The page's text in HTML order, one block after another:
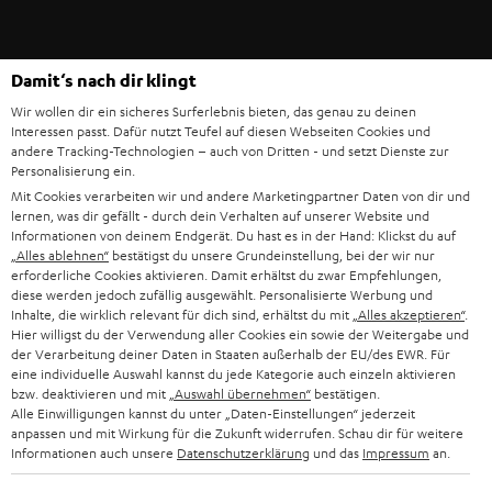
FANSHOP
NEUHEITEN
NACHHALTIGKEIT
UNSERE WERTE
BILDUNGSRABATT
BARRIEREFREIHEIT
ITALIEN
USA
WEITERE LÄNDER
Fotos abgebildete Zubehör ist nicht im Lieferumfang enthalten. Etwaige
Entsorgungsgebühren für Batterien sind im Preis inbegriffen.
©2026 Lautsprecher Teufel GmbH - All rights reserved.
Impressum Datenschutz Daten-Einstellungen
EU Data Act
Vertrag widerrufen
Damit‘s nach dir klingt
Wir wollen dir ein sicheres Surferlebnis bieten, das genau zu deinen
Interessen passt. Dafür nutzt Teufel auf diesen Webseiten Cookies und
andere Tracking-Technologien – auch von Dritten - und setzt Dienste zur
Personalisierung ein.
Mit Cookies verarbeiten wir und andere Marketingpartner Daten von dir und
lernen, was dir gefällt - durch dein Verhalten auf unserer Website und
Informationen von deinem Endgerät. Du hast es in der Hand: Klickst du auf
„Alles ablehnen“ bestätigst du unsere Grundeinstellung, bei der wir nur
erforderliche Cookies aktivieren. Damit erhältst du zwar Empfehlungen,
diese werden jedoch zufällig ausgewählt. Personalisierte Werbung und
Inhalte, die wirklich relevant für dich sind, erhältst du mit „Alles akzeptieren“.
Hier willigst du der Verwendung aller Cookies ein sowie der Weitergabe und
der Verarbeitung deiner Daten in Staaten außerhalb der EU/des EWR. Für
eine individuelle Auswahl kannst du jede Kategorie auch einzeln aktivieren
bzw. deaktivieren und mit „Auswahl übernehmen“ bestätigen.
Alle Einwilligungen kannst du unter „Daten-Einstellungen“ jederzeit
anpassen und mit Wirkung für die Zukunft widerrufen. Schau dir für weitere
Informationen auch unsere Datenschutzerklärung und das Impressum an.